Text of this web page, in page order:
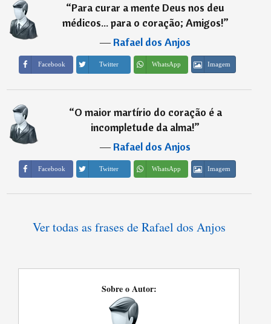
“Para curar a mente Deus nos deu
médicos... para o coração; Amigos!”
―Rafael dos Anjos
Facebook Twitter WhatsApp Imagem
“O maior martírio do coração é a
incompletude da alma!”
―Rafael dos Anjos
Facebook Twitter WhatsApp Imagem
Ver todas as frases de Rafael dos Anjos
Sobre o Autor: